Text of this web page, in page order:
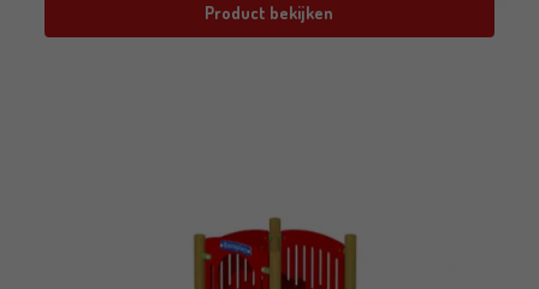
Product bekijken